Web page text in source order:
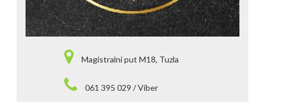
Magistralni put M18, Tuzla
061 395 029 / Viber